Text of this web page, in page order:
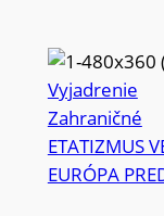
Vyjadrenie
Zahraničné
ETATIZMUS
EURÓPA